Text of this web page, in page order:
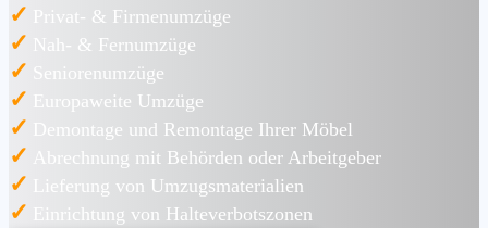
✓ Privat- & Firmenumzüge
✓ Nah- & Fernumzüge
✓ Seniorenumzüge
✓ Europaweite Umzüge
✓ Demontage und Remontage Ihrer Möbel
✓ Abrechnung mit Behörden oder Arbeitgeber
✓ Lieferung von Umzugsmaterialien
✓ Einrichtung von Halteverbotszonen